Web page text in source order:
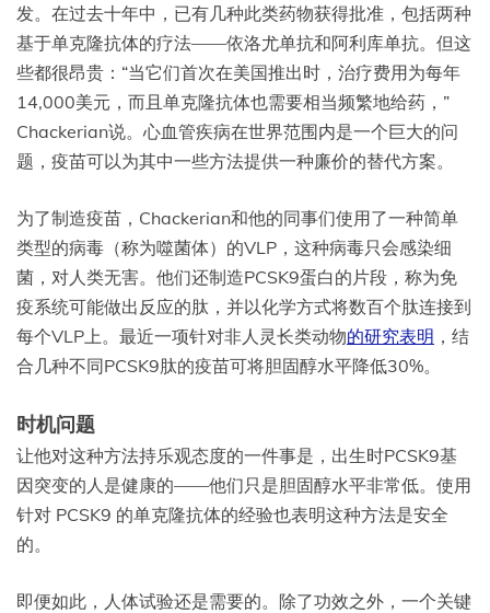
发。在过去十年中，已有几种此类药物获得批准，包括两种
基于单克隆抗体的疗法——依洛尤单抗和阿利库单抗。但这
些都很昂贵：“当它们首次在美国推出时，治疗费用为每年
14,000美元，而且单克隆抗体也需要相当频繁地给药，”
Chackerian说。心血管疾病在世界范围内是一个巨大的问
题，疫苗可以为其中一些方法提供一种廉价的替代方案。
为了制造疫苗，Chackerian和他的同事们使用了一种简单
类型的病毒（称为噬菌体）的VLP，这种病毒只会感染细
菌，对人类无害。他们还制造PCSK9蛋白的片段，称为免
疫系统可能做出反应的肽，并以化学方式将数百个肽连接到
每个VLP上。最近一项针对非人灵长类动物的研究表明 ，结
合几种不同PCSK9肽的疫苗可将胆固醇水平降低30%。
时机问题
让他对这种方法持乐观态度的一件事是，出生时PCSK9基
因突变的人是健康的——他们只是胆固醇水平非常低。使用
针对 PCSK9 的单克隆抗体的经验也表明这种方法是安全
的。
即便如此，人体试验还是需要的。除了功效之外，一个关键